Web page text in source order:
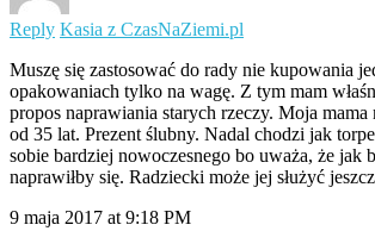
Reply Kasia z CzasNaZiemi.pl
Muszę się zastosować do rady nie kupowania
opakowaniach tylko na wagę. Z tym mam
propos naprawiania starych rzeczy. Moja
od 35 lat. Prezent ślubny. Nadal chodzi jak
sobie bardziej nowoczesnego bo uważa, że jak
naprawiłby się. Radziecki może jej służyć
9 maja 2017 at 9:18 PM